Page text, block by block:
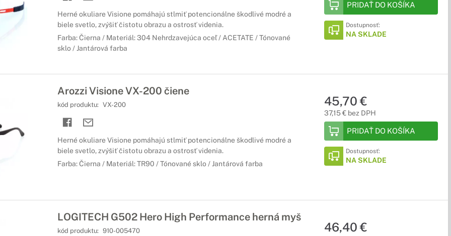
Herné okuliare Visione pomáhajú stlmiť potencionálne škodlivé modré a
biele svetlo, zvýšiť čistotu obrazu a ostrosť videnia.
Farba: Čierna / Materiál: 304 Nehrdzavejúca oceľ / ACETATE / Tónované
sklo / Jantárová farba
PRIDAŤ DO KOŠÍKA
Dostupnosť:
NA SKLADE
Arozzi Visione VX-200 čiene
kód produktu: VX-200
Herné okuliare Visione pomáhajú stlmiť potencionálne škodlivé modré a
biele svetlo, zvýšiť čistotu obrazu a ostrosť videnia.
Farba: Čierna / Materiál: TR90 / Tónované sklo / Jantárová farba
45,70 €
37,15 € bez DPH
PRIDAŤ DO KOŠÍKA
Dostupnosť:
NA SKLADE
LOGITECH G502 Hero High Performance herná myš
kód produktu: 910-005470 46,40 €